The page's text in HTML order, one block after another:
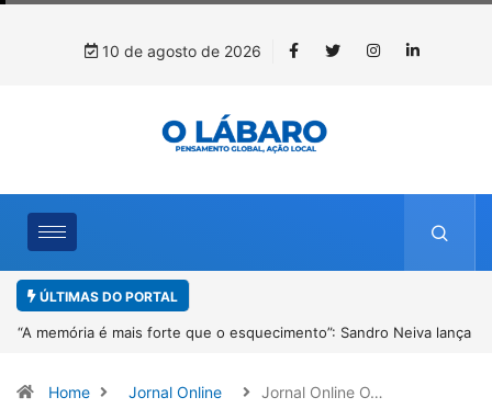
10 de agosto de 2026
ÚLTIMAS DO PORTAL
“A memória é mais forte que o esquecimento”: Sandro Neiva lança
Home Jornal Online Jornal Online O…